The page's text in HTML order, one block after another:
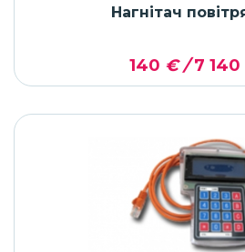
Нагнітач
140 € /7 140